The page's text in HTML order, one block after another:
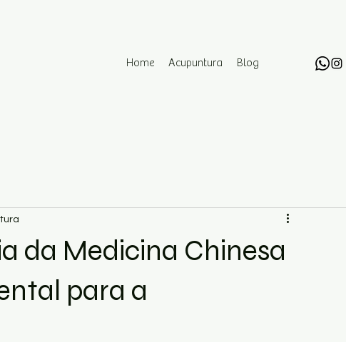
Home Acupuntura Blog
da Medicina Chinesa
para a